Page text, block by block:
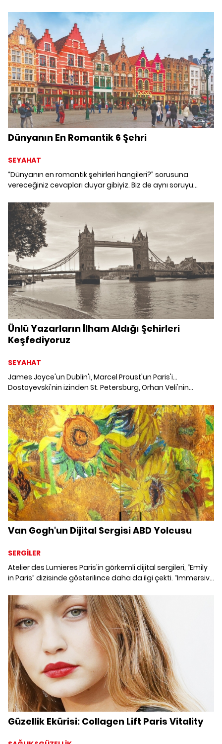
tarafındaki müzeleri online olarak deneyimlemeye ne
dersiniz
Dünyanın En Romantik 6 Şehri
SEYAHAT
“Dünyanın en romantik şehirleri hangileri?” sorusuna
vereceğiniz cevapları duyar gibiyiz. Biz de aynı soruyu
Karşınızda, dünyanın en romantik şehirleri!
Ünlü Yazarların İlham Aldığı Şehirleri
Keşfediyoruz
SEYAHAT
James Joyce'un Dublin'i, Marcel Proust'un Paris'i…
Dostoyevski'nin izinden St. Petersburg, Orhan Veli'nin
zikretmeden olmaz. Geçmişin tozlu sayfalarında bir
yolculuğa hazır mısınız?
Van Gogh'un Dijital Sergisi ABD Yolcusu
SERGİLER
Atelier des Lumieres Paris'in görkemli dijital sergileri, “Emily
in Paris” dizisinde gösterilince daha da ilgi çekti. “Immersive
Güzellik Ekürisi: Collagen Lift Paris Vitality